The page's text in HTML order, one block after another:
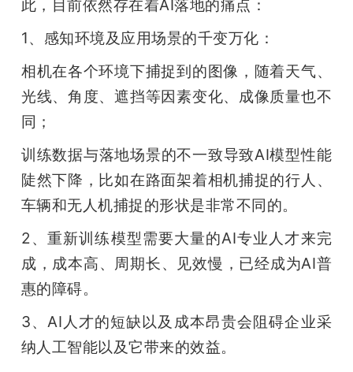
此，目前依然存在着AI落地的痛点：
1、感知环境及应用场景的千变万化：
相机在各个环境下捕捉到的图像，随着天气、
光线、角度、遮挡等因素变化、成像质量也不
同；
训练数据与落地场景的不一致导致AI模型性能
陡然下降，比如在路面架着相机捕捉的行人、
车辆和无人机捕捉的形状是非常不同的。
2、重新训练模型需要大量的AI专业人才来完
成，成本高、周期长、见效慢，已经成为AI普
惠的障碍。
3、AI人才的短缺以及成本昂贵会阻碍企业采
纳人工智能以及它带来的效益。